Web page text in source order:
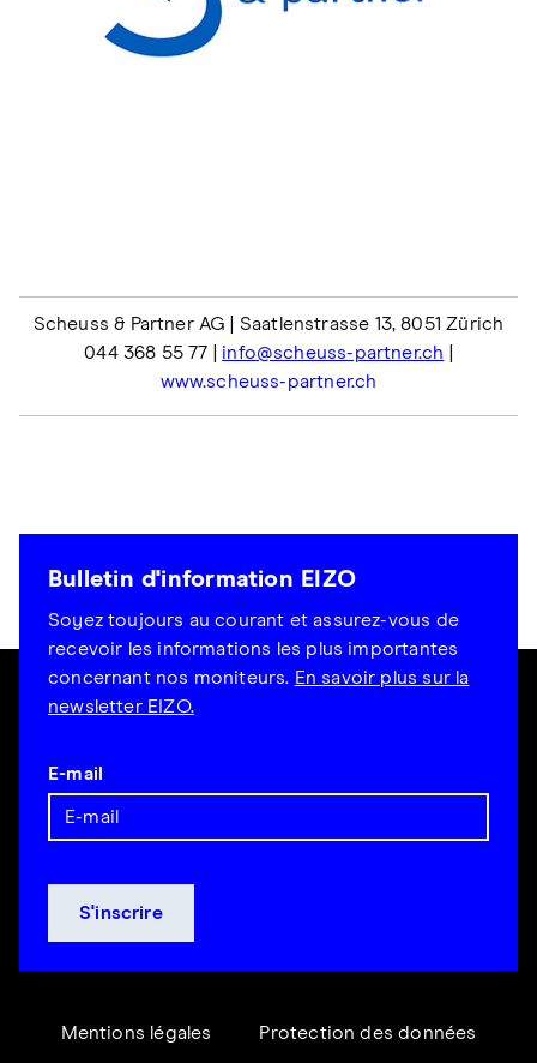
Scheuss & Partner AG | Saatlenstrasse 13, 8051 Zürich
044 368 55 77 | info@scheuss-partner.ch
www.scheuss-partner.ch
Bulletin d'information EIZO
Soyez toujours au courant et assurez-vous de
recevoir les informations les plus importantes
concernant nos moniteurs. En savoir plus sur la
newsletter EIZO.
E-mail
Mentions légales Protection des données